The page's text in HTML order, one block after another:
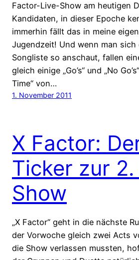
Factor-Live-Show am heutigen
Kandidaten, in dieser Epoche
immerhin fällt das in meine
Jugendzeit! Und wenn man
Songliste so anschaut, fallen
gleich einige „Go’s“ und „No
Time“ von…
1. November 2011
X Factor:
Ticker zur
Show
„X Factor“ geht in die nächste
der Vorwoche gleich zwei Acts
die Show verlassen mussten,